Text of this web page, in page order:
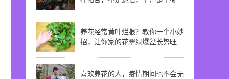
养花经常黄叶烂根？教你一个小妙
招，让你家的花翠绿爆盆长势旺
喜欢养花的人，疫情期间也不会无